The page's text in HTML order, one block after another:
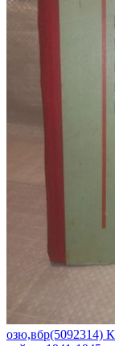
озю,вбр(5092314)